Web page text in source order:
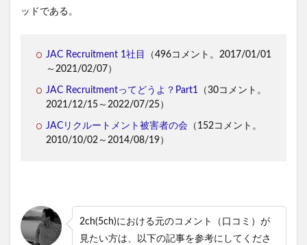
ッドである。
JAC Recruitment 1社目
（496コメント。2017/01/01
～2021/02/07）
JAC Recruitmentってどうよ？Part1 （30コメント。
2021/12/15～2022/07/25）
JACリクルートメント被害者の会 （152コメント。
2010/10/02～2014/08/19）
2ch(5ch)における元のコメント（口コミ）が
見たい方は、以下の記事を参考にしてくださ